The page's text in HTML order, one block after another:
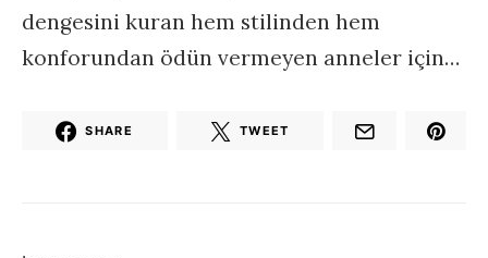
dengesini kuran hem stilinden hem
konforundan ödün vermeyen anneler için…
SHARE TWEET